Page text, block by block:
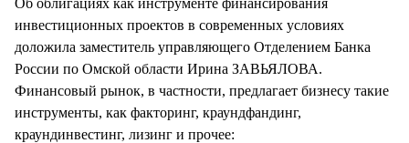
инвестиционных проектов в современных условиях
доложила заместитель управляющего Отделением Банка
России по Омской области Ирина ЗАВЬЯЛОВА.
Финансовый рынок, в частности, предлагает бизнесу такие
инструменты, как факторинг, краундфандинг,
краундинвестинг, лизинг и прочее: